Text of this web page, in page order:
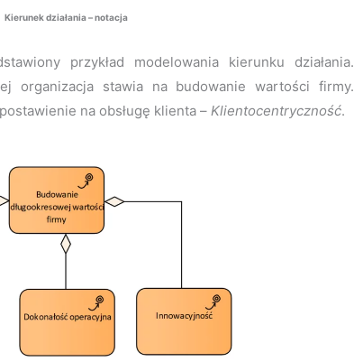
Kierunek działania – notacja
przykład modelowania kierunku działania.
organizacja stawia na budowanie wartości firmy.
na obsługę klienta –Klientocentryczność.